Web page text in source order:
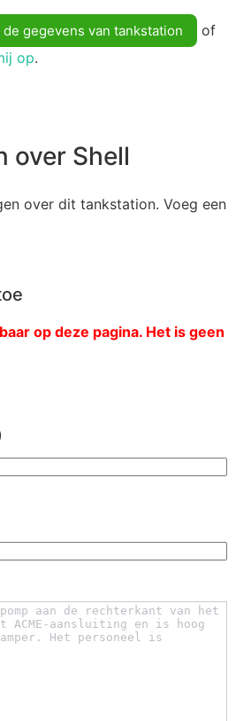
gegevens van tankstation
of
op.
over Shell
over dit tankstation. Voeg een
op deze pagina. Het is geen